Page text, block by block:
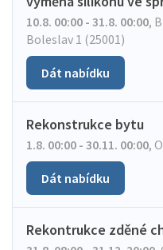
10.8. 00:00 - 31.8. 00:00,
Boleslav 1 (25001)
Dát nabídku
Rekonstrukce bytu
1.8. 00:00 - 30.11. 00:00,
Dát nabídku
Rekontrukce zděné